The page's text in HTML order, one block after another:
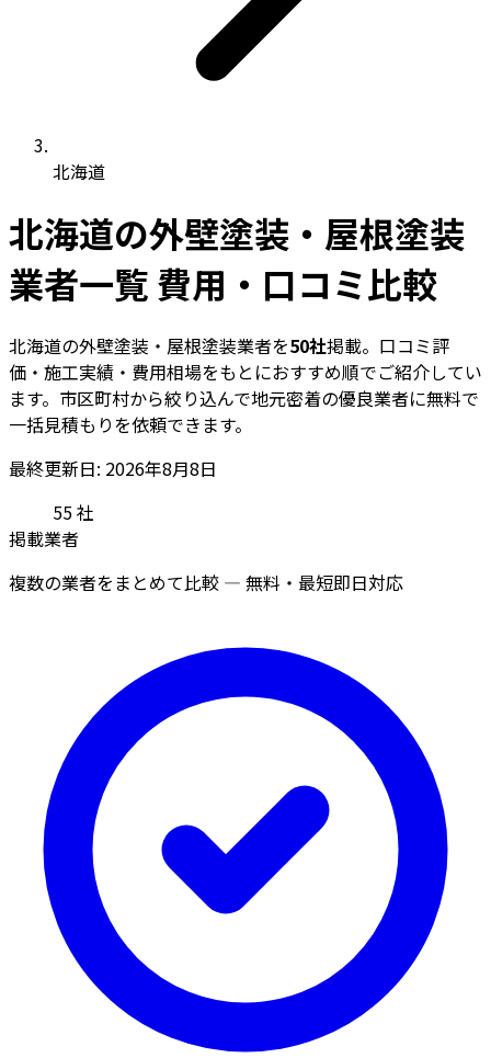
北海道
北海道の外壁塗装・屋根塗装
業者一覧 費用・口コミ比較
北海道の外壁塗装・屋根塗装業者を50社掲載。口コミ評
価・施工実績・費用相場をもとにおすすめ順でご紹介してい
ます。市区町村から絞り込んで地元密着の優良業者に無料で
一括見積もりを依頼できます。
最終更新日: 2026年8月8日
55社
掲載業者
複数の業者をまとめて比較 — 無料・最短即日対応